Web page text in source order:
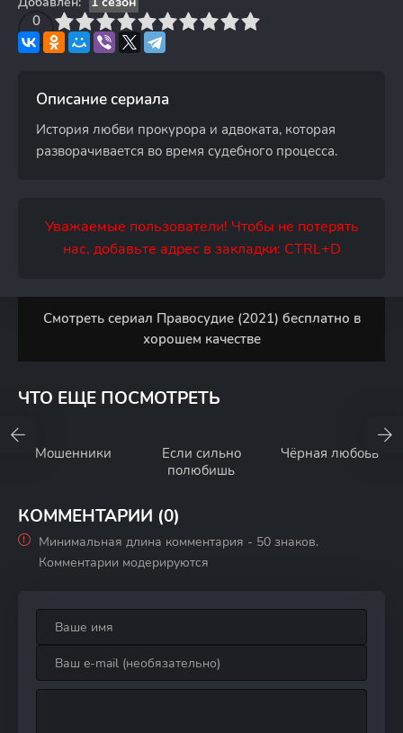
0
4 6 7 8 9 10
Описание сериала
История любви прокурора и адвоката, которая
разворачивается во время судебного процесса.
Уважаемые пользователи! Чтобы не потерять
нас, добавьте адрес в закладки: CTRL+D
Смотреть сериал Правосудие (2021) бесплатно в
хорошем качестве
ЧТО ЕЩЕ ПОСМОТРЕТЬ
Мошенники
Если сильно
полюбишь
Чёрная любовь
КОММЕНТАРИИ (0)
Минимальная длина комментария - 50 знаков.
Комментарии модерируются